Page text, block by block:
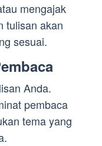
mengajak
tulisan akan
sesuai.
Anda.
pembaca
tema yang